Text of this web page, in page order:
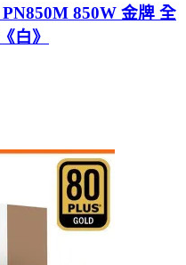
850W 金牌 全
白》